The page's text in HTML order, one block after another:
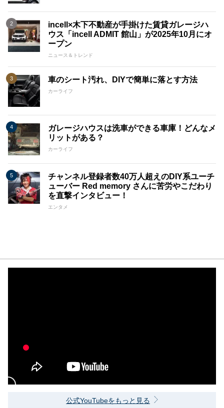
incell×木下不動産が手掛けた賃貸ガレージハ
ウス「incell ADMIT 館山」が2025年10月にオ
ープン
ニュース＆トレンド
車のシート汚れ、DIYで簡単に落とす方法
カーライフ
ガレージハウスは洗車ができる車庫！どんなメ
リットがある？
カーライフ
チャンネル登録者数40万人超えのDIY系ユーチ
ューバー Red memory さんに苦労やこだわり
を直撃インタビュー！
エンタメ
公式YouTubeをもっと見る